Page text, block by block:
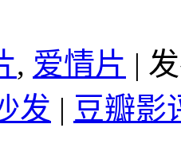
, 爱情片 |
发 | 豆瓣影